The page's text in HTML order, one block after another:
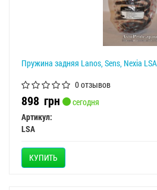
Пружина задняя Lanos, Sens, Nexia LSA
0 отзывов
898 грн
сегодня
Артикул:
LSA
КУПИТЬ